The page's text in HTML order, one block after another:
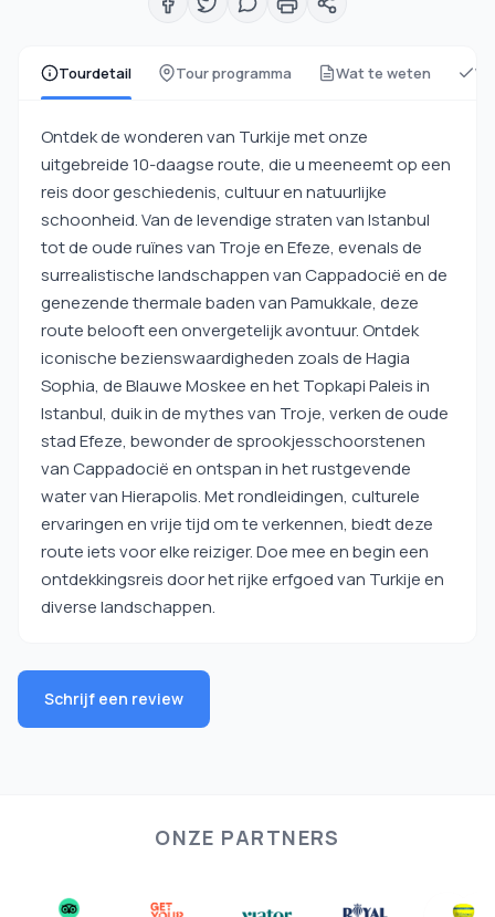
Tourdetail Tour programma Wat te weten
Ontdek de wonderen van Turkije met onze
uitgebreide 10-daagse route, die u meeneemt op een
reis door geschiedenis, cultuur en natuurlijke
schoonheid. Van de levendige straten van Istanbul
tot de oude ruïnes van Troje en Efeze, evenals de
surrealistische landschappen van Cappadocië en de
genezende thermale baden van Pamukkale, deze
route belooft een onvergetelijk avontuur. Ontdek
iconische bezienswaardigheden zoals de Hagia
Sophia, de Blauwe Moskee en het Topkapi Paleis in
Istanbul, duik in de mythes van Troje, verken de oude
stad Efeze, bewonder de sprookjesschoorstenen
van Cappadocië en ontspan in het rustgevende
water van Hierapolis. Met rondleidingen, culturele
ervaringen en vrije tijd om te verkennen, biedt deze
route iets voor elke reiziger. Doe mee en begin een
ontdekkingsreis door het rijke erfgoed van Turkije en
diverse landschappen.
Schrijf een review
ONZE PARTNERS